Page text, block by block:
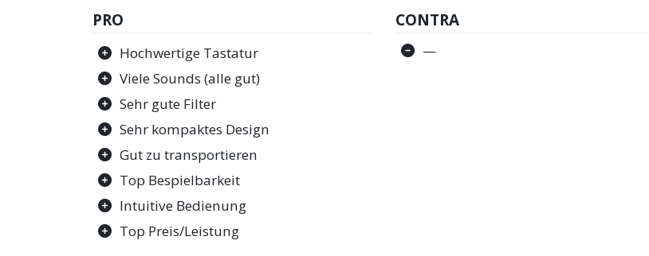
PRO
Hochwertige Tastatur
Viele Sounds (alle gut)
Sehr gute Filter
Sehr kompaktes Design
Gut zu transportieren
Top Bespielbarkeit
Intuitive Bedienung
Top Preis/Leistung
CONTRA
—